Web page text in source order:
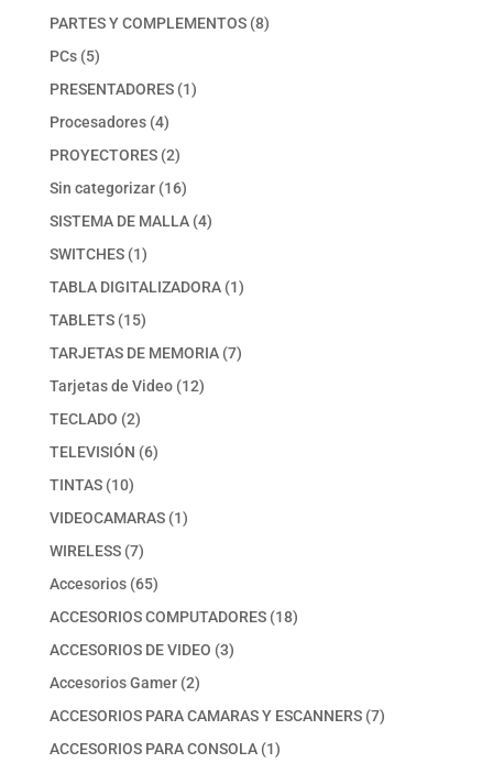
producto
PARTES Y COMPLEMENTOS 88
PCs 55
productos
PRESENTADORES 11
Procesadores 44
productos
PROYECTORES 22
productos
Sin categorizar 1616
productos
SISTEMA DE MALLA 44
SWITCHES 11
producto
TABLA DIGITALIZADORA 11
TABLETS 1515
productos
TARJETAS DE MEMORIA 77
Tarjetas de Video 1212
TECLADO 22
productos
TELEVISIÓN 66
TINTAS 1010
productos
VIDEOCAMARAS 11
WIRELESS 77
productos
Accesorios 6565
productos
ACCESORIOS COMPUTADORES 1818
ACCESORIOS DE VIDEO 33
Accesorios Gamer 22
productos
ACCESORIOS PARA CAMARAS Y ESCANNERS 77
ACCESORIOS PARA CONSOLA 11